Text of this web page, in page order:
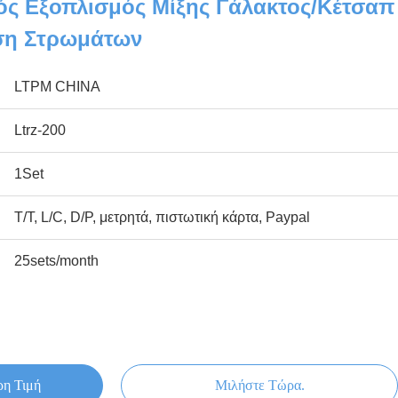
Εξοπλισμός Μίξης Γάλακτος/κέτσαπ
Στρωμάτων
LTPM CHINA
Ltrz-200
1Set
T/T, L/C, D/P, μετρητά, πιστωτική κάρτα, Paypal
25sets/month
Τιμή Μιλήστε Τώρα.